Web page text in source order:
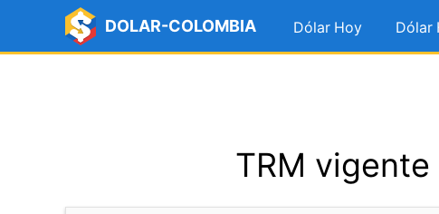
DOLAR-COLOMBIA Dólar Hoy Dólar
TRM